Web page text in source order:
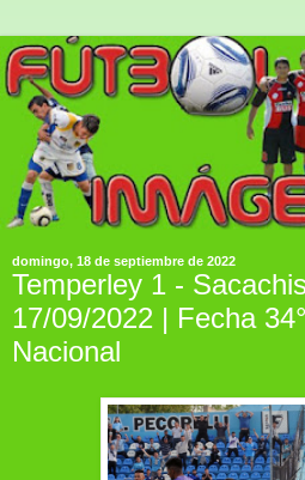
domingo, 18 de septiembre de 2022
Temperley 1 -
17/09/2022 | Fecha
Nacional